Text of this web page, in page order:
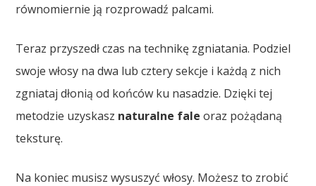
równomiernie ją rozprowadź palcami.
Teraz przyszedł czas na technikę zgniatania. Podziel
swoje włosy na dwa lub cztery sekcje i każdą z nich
zgniataj dłonią od końców ku nasadzie. Dzięki tej
metodzie uzyskasz naturalne fale oraz pożądaną
teksturę.
Na koniec musisz wysuszyć włosy. Możesz to zrobić